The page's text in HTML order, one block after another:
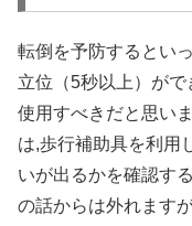
転倒を予防するとい
立位（5秒以上）が
使用すべきだと思い
は,歩行補助具を利用
いが出るかを確認す
の話からは外れます